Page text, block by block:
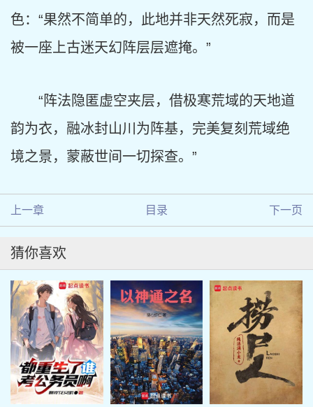
色：“果然不简单的，此地并非天然死寂，而是
被一座上古迷天幻阵层层遮掩。”
“阵法隐匿虚空夹层，借极寒荒域的天地道
韵为衣，融冰封山川为阵基，完美复刻荒域绝
境之景，蒙蔽世间一切探查。”
上一章 目录 下一页
猜你喜欢